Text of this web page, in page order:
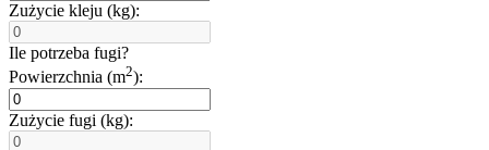
Zużycie kleju (kg):
Ile potrzeba fugi?
Powierzchnia (m2):
Zużycie fugi (kg):